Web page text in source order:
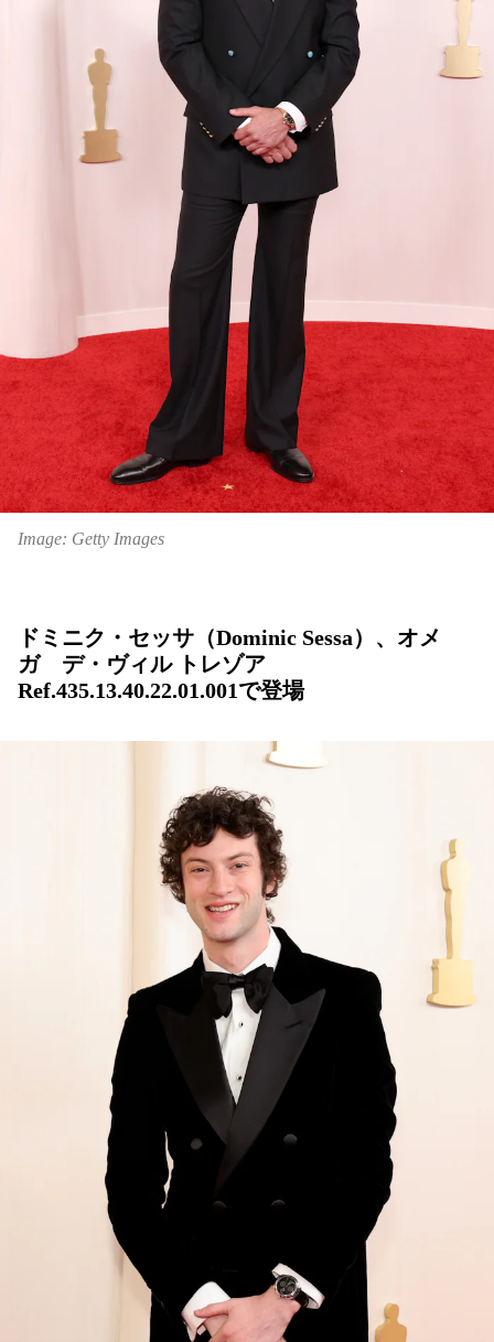
Image: Getty Images
ドミニク・セッサ（Dominic Sessa）、オメ
ガ デ・ヴィル トレゾア
Ref.435.13.40.22.01.001で登場